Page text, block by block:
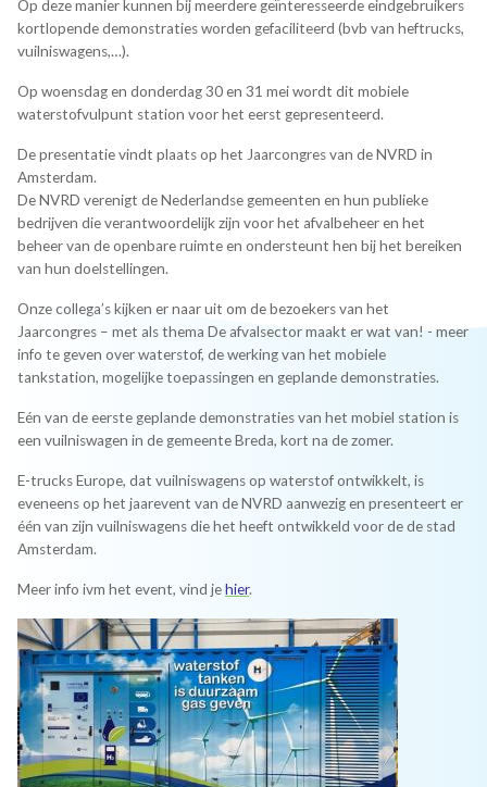
Op deze manier kunnen bij meerdere geïnteresseerde eindgebruikers
kortlopende demonstraties worden gefaciliteerd (bvb van heftrucks,
vuilniswagens,…).
Op woensdag en donderdag 30 en 31 mei wordt dit mobiele
waterstofvulpunt station voor het eerst gepresenteerd.
De presentatie vindt plaats op het Jaarcongres van de NVRD in
Amsterdam.
De NVRD verenigt de Nederlandse gemeenten en hun publieke
bedrijven die verantwoordelijk zijn voor het afvalbeheer en het
beheer van de openbare ruimte en ondersteunt hen bij het bereiken
van hun doelstellingen.
Onze collega’s kijken er naar uit om de bezoekers van het
Jaarcongres – met als thema De afvalsector maakt er wat van! - meer
info te geven over waterstof, de werking van het mobiele
tankstation, mogelijke toepassingen en geplande demonstraties.
Eén van de eerste geplande demonstraties van het mobiel station is
een vuilniswagen in de gemeente Breda, kort na de zomer.
E-trucks Europe, dat vuilniswagens op waterstof ontwikkelt, is
eveneens op het jaarevent van de NVRD aanwezig en presenteert er
één van zijn vuilniswagens die het heeft ontwikkeld voor de de stad
Amsterdam.
Meer info ivm het event, vind jehier.